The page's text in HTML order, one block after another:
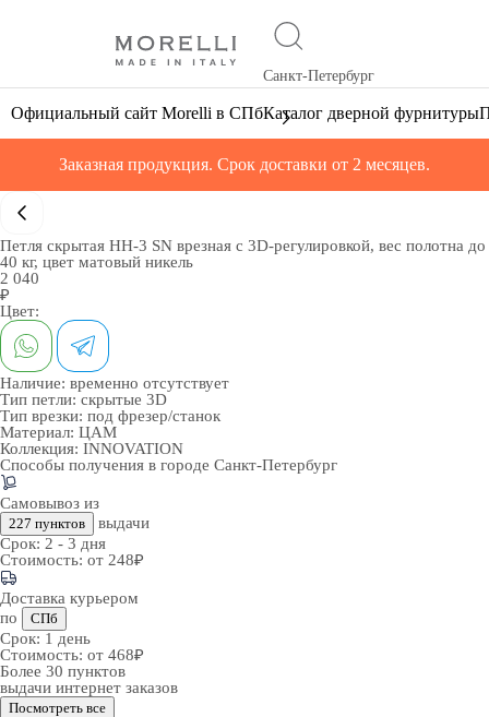
Санкт-Петербург
Официальный сайт Morelli в СПбКаталог дверной фурнитуры
Заказная продукция. Срок доставки от 2 месяцев.
Петля скрытая HH-3 SN врезная с 3D-регулировкой, вес полотна до
40 кг, цвет матовый никель
2 040
₽
Цвет:
Наличие: временно отсутствует
Тип петли: скрытые 3D
Тип врезки: под фрезер/станок
Материал: ЦАМ
Коллекция: INNOVATION
Способы получения в городе Санкт-Петербург
Самовывоз из
227 пунктов
выдачи
Срок: 2 - 3 дня
Стоимость: от 248₽
Доставка курьером
по
СПб
Срок: 1 день
Стоимость: от 468₽
Более 30 пунктов
выдачи интернет заказов
Посмотреть все